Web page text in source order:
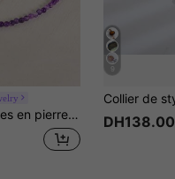
fait main, convient pour le port quotidien et les cadeaux DH138.00